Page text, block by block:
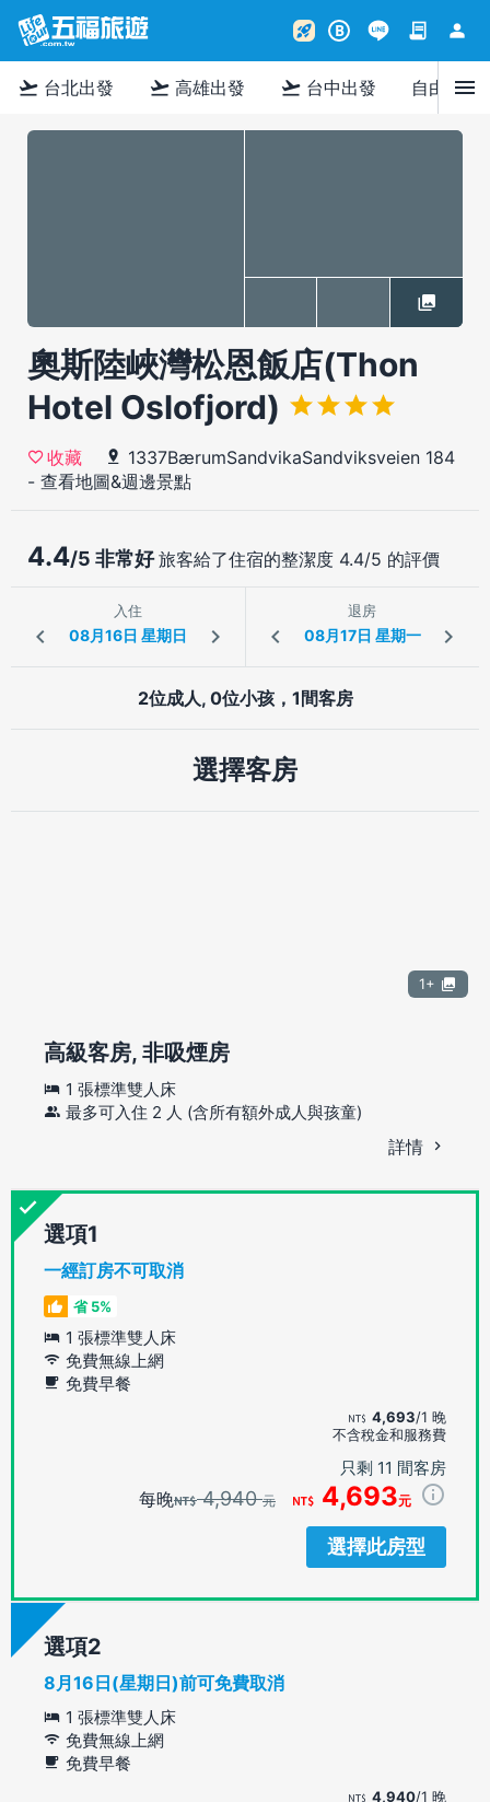
rocket_launch B contract person
flight_takeoff 台北出發 flight_takeoff 高雄出發 flight_takeoff 台中出發 自由行menu
奧斯陸峽灣松恩飯店(Thon
Hotel Oslofjord)
收藏
1337BærumSandvikaSandviksveien 184
- 查看地圖&週邊景點
4.4/5 非常好旅客給了住宿的整潔度 4.4/5 的評價
入住 退房
2位成人, 0位小孩，1間客房
選擇客房
1+
高級客房, 非吸煙房
1 張標準雙人床
最多可入住 2 人 (含所有額外成人與孩童)
詳情
選項
一經訂房不可取消
省 5%
1 張標準雙人床
免費無線上網
免費早餐
4,693/1 晚
不含稅金和服務費
只剩 11 間客房
每晚 4,940元 4,693元
選擇此房型
選項
8月16日(星期日)前可免費取消
1 張標準雙人床
免費無線上網
免費早餐
4,940/1 晚